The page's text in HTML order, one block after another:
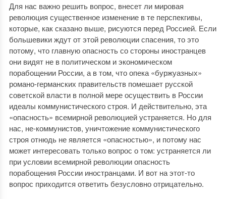
Для нас важно решить вопрос, внесет ли мировая
революция существенное изменение в те перспекгивы,
которые, как сказано выше, рисуются перед Россией. Если
большевики ждут от этой революции спасения, то это
потому, что главную опасность со стороны иностранцев
они видят не в политическом и экономическом
порабощении России, а в том, что опека «буржуазных»
романо-германских правительств помешает русской
советской власти в полной мере осуществить в России
идеалы коммунистического строя. И действительно, эта
«опасность» всемирной революцией устраняется. Но для
нас, не-коммунистов, уничтожение коммунистического
строя отнюдь не является «опасностью», и потому нас
может интересовать только вопрос о том: устраняется ли
при условии всемирной революции опасность
порабощения России иностранцами. И вот на этот-то
вопрос приходится ответить безусловно отрицательно.